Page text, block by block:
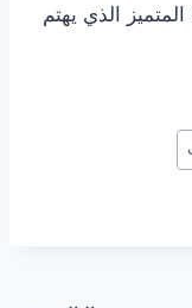
الذي يهتم